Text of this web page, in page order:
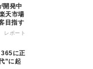
天市場
目指す
レポート
に正
”に起